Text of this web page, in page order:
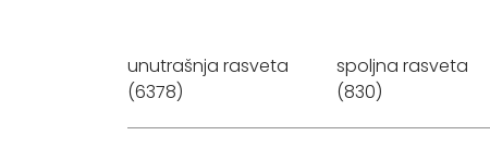
unutrašnja rasveta
(6378)
spoljna rasveta
(830)